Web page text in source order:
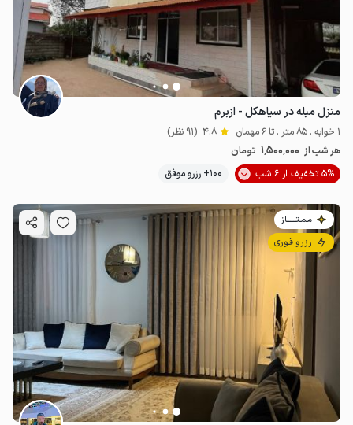
منزل مبله در سیاهکل - ازبرم
1 خوابه . 85 متر . تا 6 مهمان 4.8 (91 نظر)
هر شب از 1٬500٬000 تومان
5% تخفیف از 6 شب
100+ رزرو موفق
مـمـتــــــاز
رزرو فوری